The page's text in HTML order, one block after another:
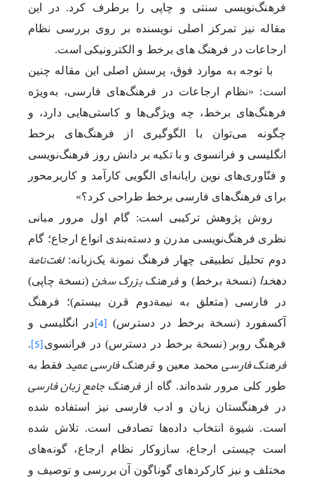
فرهنگ‌نویسی سنتی و چاپی را برطرف کرد. در این
مقاله نیز تمرکز اصلی نویسنده بر روی بررسی نظام
ارجاعات در فرهنگ های برخط و الکترونیکی است.
با توجه به موارد فوق، پرسش اصلی این مقاله چنین
است: «نظام ارجاعات در فرهنگ‌های فارسی، به‌ویژه
فرهنگ‌های برخط، چه ویژگی‌ها و کاستی‌هایی دارد، و
چگونه می‌توان با الگوگیری از فرهنگ‌های برخط
انگلیسی و فرانسوی و با تکیه بر دانش روز فرهنگ‌نویسی
و فنّاوری‌های نوین رایانه‌ای الگویی کارآمد و کاربرمحور
برای فرهنگ‌های فارسی برخط طراحی کرد؟»
روش پژوهش ترکیبی است: گام اول مرور مبانی
نظری فرهنگ‌نویسی مدرن و دسته‌بندی انواع ارجاع؛ گام
دوم تحلیل تطبیقی چهار فرهنگ نمونة ‌یک‌زبانه:لغت‌نامة
دهخدا (نسخة برخط) وفرهنگ بزرگ سخن (نسخة ‌چاپی)
در فارسی (متعلق به نیمة‌دوم قرن بیستم)؛ فرهنگ
آکسفورد (نسخة برخط در دسترس)
[4]
در انگلیسی و
فرهنگ روبر (نسخة برخط در دسترس) در فرانسوی [5]
.
فرهنگ فارسیمحمد معین وفرهنگ فارسی عمید فقط به
طور کلی مرور شده‌اند. گاه ازفرهنگ جامع زبان فارسی
در فرهنگستان زبان و ادب فارسی نیز استفاده شده
است. شیوة ‌انتخاب داده‌ها تصادفی است. تلاش شده
است چیستی ارجاع، ساز‌وکار نظام ارجاع، گونه‌های
مختلف و نیز کارکردهای گوناگون آن بررسی و توصیف و